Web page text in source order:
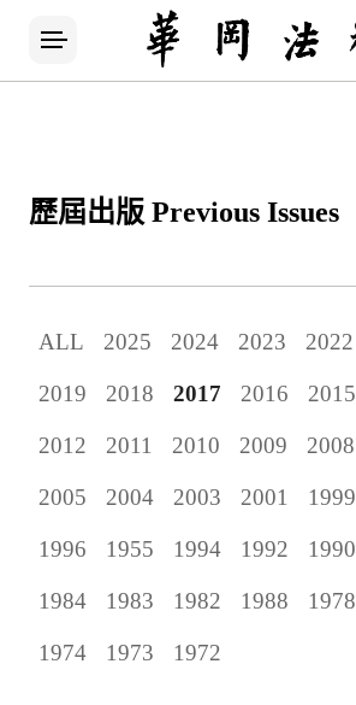
歷屆出版 Previous Issues
當期出版
ALL 2025 2024 2023 2022
2019 2018 2017 2016 2015
2012 2011 2010 2009 2008
2005 2004 2003 2001 1999
1996 1955 1994 1992 1990
1984 1983 1982 1988 1978
1974 1973 1972